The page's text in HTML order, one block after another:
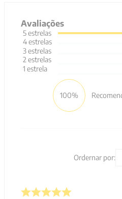
Avaliações
5estrelas
4estrelas
3estrelas
2 estrelas
1 estrela
100%
Ordernar por: